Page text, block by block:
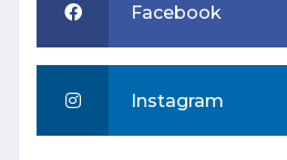
Facebook
Instagram